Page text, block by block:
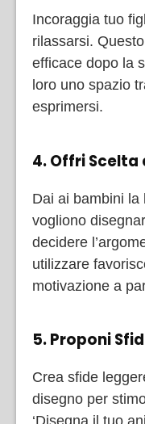
Incoraggia tuo
rilassarsi.
efficace dopo la
loro uno spazio
esprimersi.
4. Offri
Dai ai bambini la
vogliono
decidere
utilizzare
motivazione a
5. Proponi
Crea sfide
disegno per